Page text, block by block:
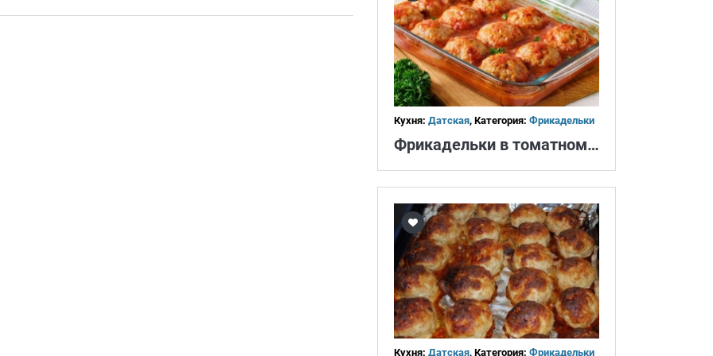
Кухня: Датская, Категория: Фрикадельки
Фрикадельки в томатном соусе
Кухня: Датская, Категория: Фрикадельки